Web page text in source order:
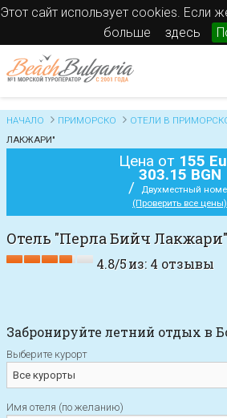
Этот сайт использует cookies. Если
больше
здесь
НАЧАЛО ПРИМОРСКО ОТЕЛИ В
ЛАКЖАРИ"
Цена от 155
303.15 BGN
/
Двухместный
(Проверить все цены)
Отель "Перла Бийч Лакжари"
4.8/5из:4 отзывы
Забронируйте летний отдых в
Выберите курорт
Имя отеля (по желанию)